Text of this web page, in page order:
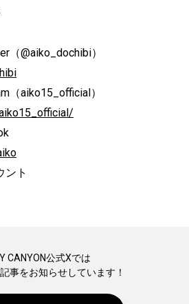
（@aiko_dochibi）
（aiko15_official）
ント
CANYON公式Xでは
事をお知らせしています！